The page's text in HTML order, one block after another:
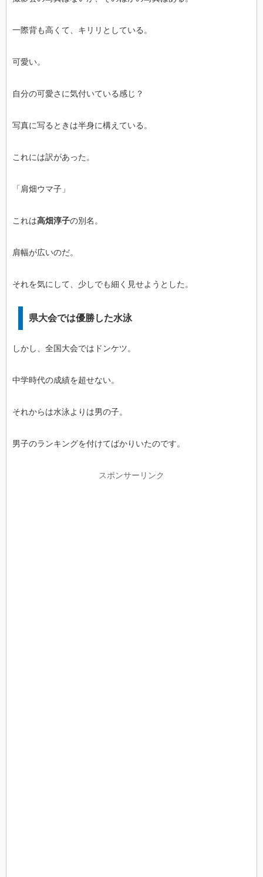
一際背も高くて、キリリとしている。
可愛い。
自分の可愛さに気付いている感じ？
写真に写るときは半身に構えている。
これには訳があった。
「肩畑ウマ子」
これは高畑淳子の別名。
肩幅が広いのだ。
それを気にして、少しでも細く見せようとした。
県大会では優勝した水泳
しかし、全国大会ではドンケツ。
中学時代の成績を超せない。
それからは水泳よりは男の子。
男子のランキングを付けてばかりいたのです。
スポンサーリンク